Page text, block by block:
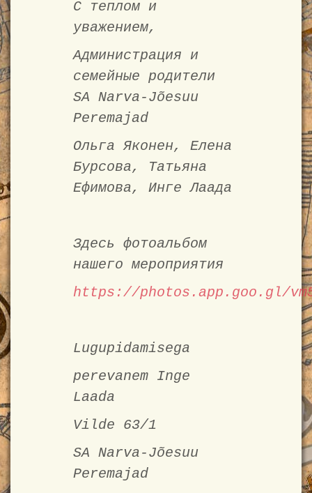
С теплом и
уважением,
Администрация и
семейные родители
SA Narva-Jõesuu
Peremajad
Ольга Яконен, Елена
Бурсовa, Татьяна
Ефимова, Инге Лаада
Здесь фотоальбом
нашего мероприятия
https://photos.app.goo.gl/
Lugupidamisega
perevanem Inge
Laada
Vilde 63/1
SA Narva-Jõesuu
Peremajad